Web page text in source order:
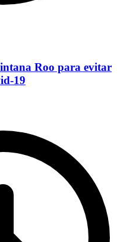
Roo para evitar
19